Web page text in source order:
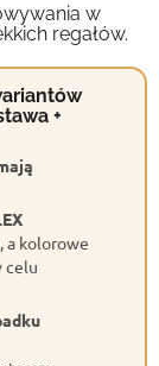
w
regałów.
+
a kolorowe
celu